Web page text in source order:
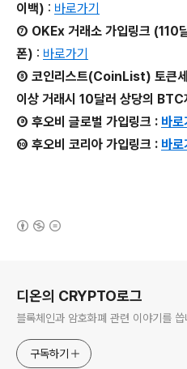
이백) : 바로가기
⑦ OKEx 거래소 가입링크 (110
폰) : 바로가기
⑧ 코인리스트(CoinList) 토큰세
이상 거래시 10달러 상당의 BTC
⑨ 후오비 글로벌 가입링크 : 바로
⑩ 후오비 코리아 가입링크 : 바로
디온의 CRYPTO로그
블록체인과 암호화폐 관련 이야기를 씁
구독하기